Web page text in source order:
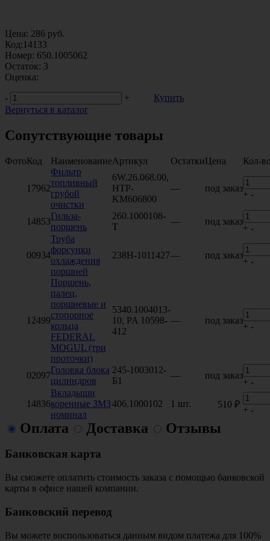
Цена: 286 руб.
Код:14133
Номер: 650.1005062
Остаток: 3
Оценка:
-
+
Купить
Вернуться в каталог
Сопутствующие товары
ФотоКод НаименованиеАртикул ОстаткиЦена Кол-
17962
Фильтр
топливный
грубой
очистки
6W.26.068.00,
HTP-
KM606800
— под заказ
+ -
14853
Гильза-
поршень
260.1000108-
Т
— под заказ
+ -
00934
Труба
форсунки
охлаждения
поршней
238Н-1011427— под заказ
+ -
12499
Поршень,
палец,
поршневые и
стопорное
кольца
FEDERAL
MOGUL (три
проточки)
5340.1004013-
10, PA 10598-
412
— под заказ
+ -
02097
Головка блока
цилиндров
245-1003012-
Б1
— под заказ
+ -
14836
Вкладыши
коренные ЗМЗ
номинал
406.1000102 1 шт. 510 ₽
+ -
Оплата Доставка Отзывы
Банковская карта
Вы сможете оплатить стоимость заказа с помощью банковской
карты в офисе нашей компании.
Банковский перевод
Вы можете воспользоваться данным видом платежа для 100%